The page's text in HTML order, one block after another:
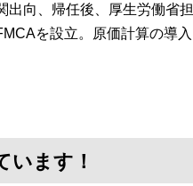
出向、帰任後、厚生労働省担
を設立。原価計算の導入
います！